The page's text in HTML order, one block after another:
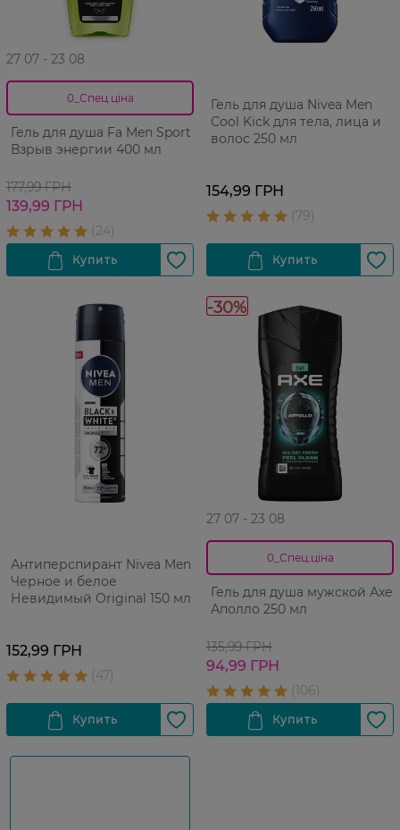
27 07 - 23 08
0_Спец.ціна
Гель для душа Fa Men Sport
Взрыв энергии 400 мл
177,99 ГРН
139,99 ГРН
Гель для душа Nivea Men
Cool Kick для тела, лица и
волос 250 мл
154,99 ГРН
Антиперспирант Nivea Men
Черное и белое
Невидимый Original 150 мл
152,99 ГРН
-30%
27 07 - 23 08
0_Спец.ціна
Гель для душа мужской Аxe
Аполло 250 мл
135,99 ГРН
94,99 ГРН